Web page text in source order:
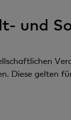
und
Diese gelten